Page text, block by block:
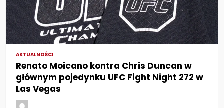
AKTUALNOŚCI
Renato Moicano kontra Chris Duncan w
głównym pojedynku UFC Fight Night 272 w
Las Vegas